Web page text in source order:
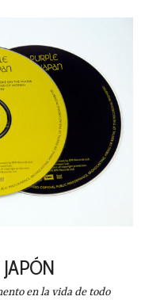
en la vida de todo